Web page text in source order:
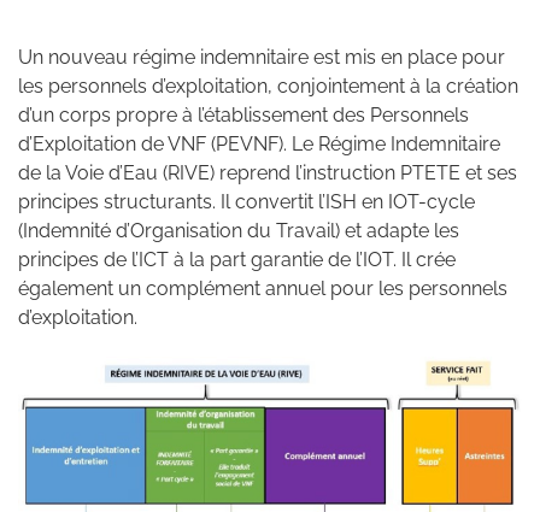
Un nouveau régime indemnitaire est mis en place pour
les personnels d’exploitation, conjointement à la création
d’un corps propre à l’établissement des Personnels
d’Exploitation de VNF (PEVNF). Le Régime Indemnitaire
de la Voie d’Eau (RIVE) reprend l’instruction PTETE et ses
principes structurants. Il convertit l’ISH en IOT-cycle
(Indemnité d’Organisation du Travail) et adapte les
principes de l’ICT à la part garantie de l’IOT. Il crée
également un complément annuel pour les personnels
d’exploitation.